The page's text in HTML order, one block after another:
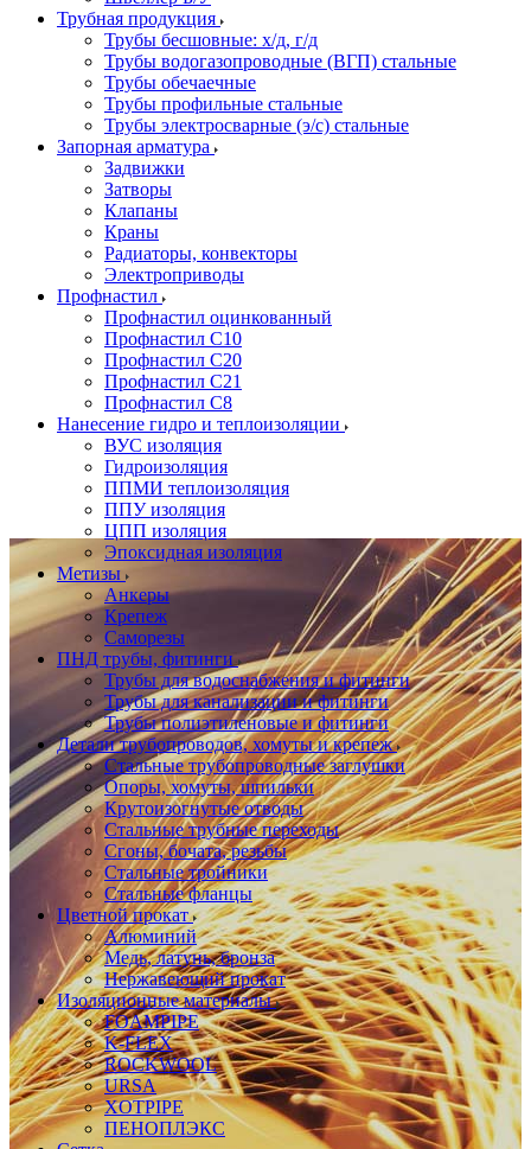
Трубная продукция
Трубы бесшовные: х/д, г/д
Трубы водогазопроводные (ВГП) стальные
Трубы обечаечные
Трубы профильные стальные
Трубы электросварные (э/с) стальные
Запорная арматура
Задвижки
Затворы
Клапаны
Краны
Радиаторы, конвекторы
Электроприводы
Профнастил
Профнастил оцинкованный
Профнастил С10
Профнастил С20
Профнастил С21
Профнастил С8
Нанесение гидро и теплоизоляции
ВУС изоляция
Гидроизоляция
ППМИ теплоизоляция
ППУ изоляция
ЦПП изоляция
Эпоксидная изоляция
Метизы
Анкеры
Крепеж
Саморезы
ПНД трубы, фитинги
Трубы для водоснабжения и фитинги
Трубы для канализации и фитинги
Трубы полиэтиленовые и фитинги
Детали трубопроводов, хомуты и крепеж
Стальные трубопроводные заглушки
Опоры, хомуты, шпильки
Крутоизогнутые отводы
Стальные трубные переходы
Сгоны, бочата, резьбы
Стальные тройники
Стальные фланцы
Цветной прокат
Алюминий
Медь, латунь, бронза
Нержавеющий прокат
Изоляционные материалы
FOAMPIPE
K-FLEX
ROCKWOOL
URSA
XOTPIPE
ПЕНОПЛЭКС